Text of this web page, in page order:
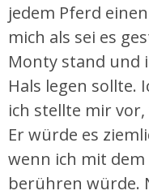
jedem Pferd
mich als sei es
Monty stand und
Hals legen sollte.
ich stellte mir vor,
Er würde es
wenn ich mit dem
berühren würde.